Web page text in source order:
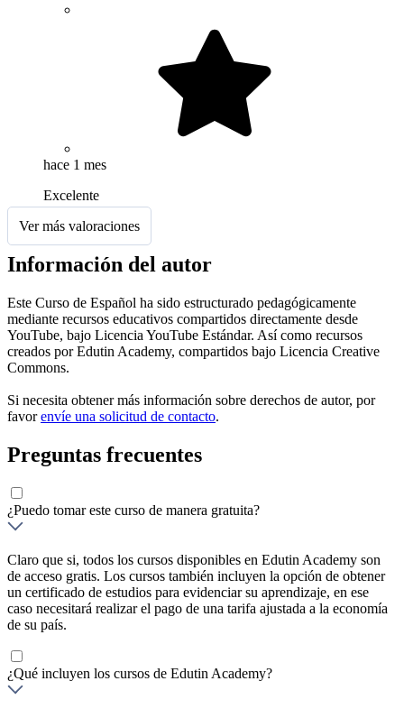
hace 1 mes
Excelente
Ver más valoraciones
Información del autor
Este Curso de Español ha sido estructurado pedagógicamente
mediante recursos educativos compartidos directamente desde
YouTube, bajo Licencia YouTube Estándar. Así como recursos
creados por Edutin Academy, compartidos bajo Licencia Creative
Commons.
Si necesita obtener más información sobre derechos de autor, por
favorenvíe una solicitud de contacto.
Preguntas frecuentes
¿Puedo tomar este curso de manera gratuita?
Claro que si, todos los cursos disponibles en Edutin Academy son
de acceso gratis. Los cursos también incluyen la opción de obtener
un certificado de estudios para evidenciar su aprendizaje, en ese
caso necesitará realizar el pago de una tarifa ajustada a la economía
de su país.
¿Qué incluyen los cursos de Edutin Academy?